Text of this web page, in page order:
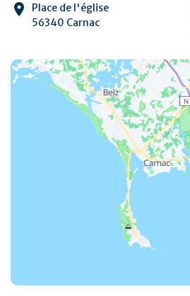
Place de l'église
56340 Carnac